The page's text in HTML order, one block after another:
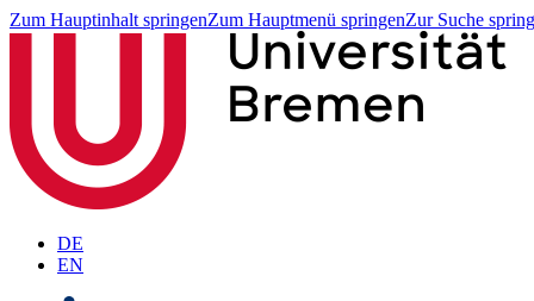
Zum Hauptinhalt springenZum Hauptmenü springenZur Suche
DE
EN